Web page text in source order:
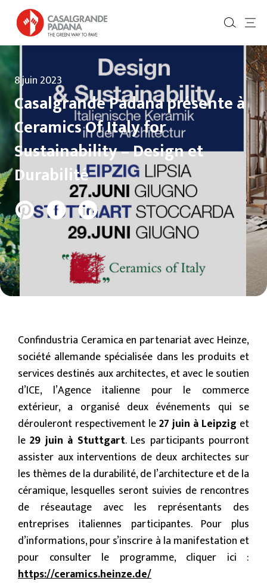
8 juin 2023
Casalgrande Padana présente à
Ceramics Of Italy for
Sustainability – Design et
Durabilité
Confindustria Ceramica en partenariat avec Heinze,
société allemande spécialisée dans les produits et
services destinés aux architectes, et avec le soutien
d’ICE, l’Agence italienne pour le commerce
extérieur, a organisé deux événements qui se
dérouleront respectivement le27 juin à Leipzig et
le29 juin à Stuttgart. Les participants pourront
assister aux interventions de deux architectes sur
les thèmes de la durabilité, de l’architecture et de la
céramique, lesquelles seront suivies de rencontres
de réseautage avec les représentants des
entreprises italiennes participantes. Pour plus
d’informations, pour s’inscrire à la manifestation et
pour consulter le programme, cliquer ici :
https://ceramics.heinze.de/